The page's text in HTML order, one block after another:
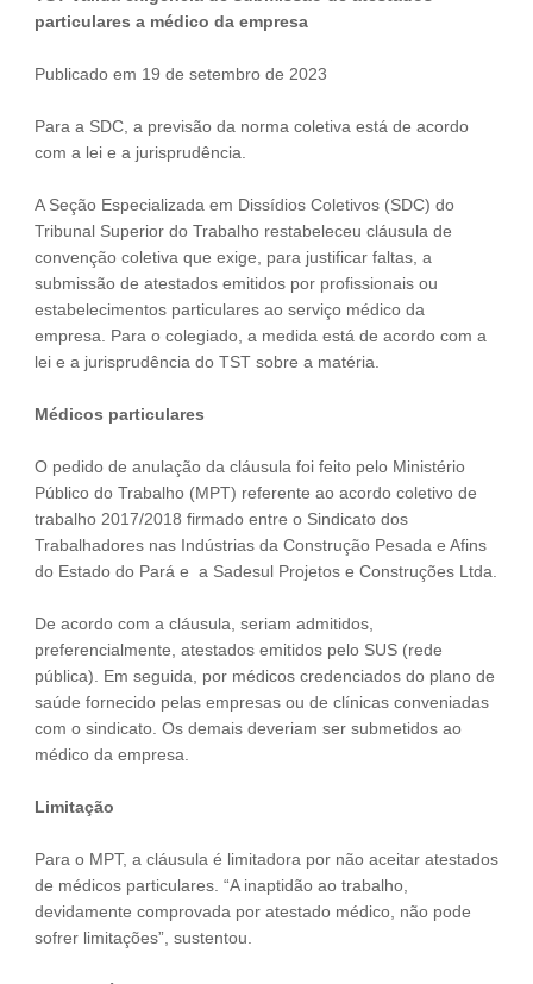
particulares a médico da empresa
Publicado em 19 de setembro de 2023
Para a SDC, a previsão da norma coletiva está de acordo
com a lei e a jurisprudência.
A Seção Especializada em Dissídios Coletivos (SDC) do
Tribunal Superior do Trabalho restabeleceu cláusula de
convenção coletiva que exige, para justificar faltas, a
submissão de atestados emitidos por profissionais ou
estabelecimentos particulares ao serviço médico da
empresa. Para o colegiado, a medida está de acordo com a
lei e a jurisprudência do TST sobre a matéria.
Médicos particulares
O pedido de anulação da cláusula foi feito pelo Ministério
Público do Trabalho (MPT) referente ao acordo coletivo de
trabalho 2017/2018 firmado entre o Sindicato dos
Trabalhadores nas Indústrias da Construção Pesada e Afins
do Estado do Pará e a Sadesul Projetos e Construções Ltda.
De acordo com a cláusula, seriam admitidos,
preferencialmente, atestados emitidos pelo SUS (rede
pública). Em seguida, por médicos credenciados do plano de
saúde fornecido pelas empresas ou de clínicas conveniadas
com o sindicato. Os demais deveriam ser submetidos ao
médico da empresa.
Limitação
Para o MPT, a cláusula é limitadora por não aceitar atestados
de médicos particulares. “A inaptidão ao trabalho,
devidamente comprovada por atestado médico, não pode
sofrer limitações”, sustentou.